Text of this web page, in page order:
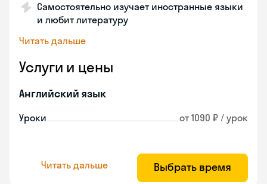
Самостоятельно изучает иностранные языки
и любит литературу
Читать дальше
Услуги и цены
Английский язык
Уроки от 1090 ₽ / урок
Читать дальше Выбрать время